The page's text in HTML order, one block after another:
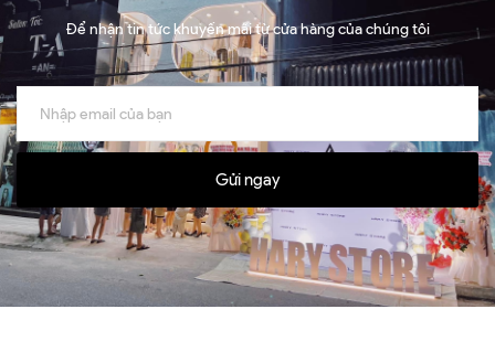
Để nhận tin tức khuyến mãi từ cửa hàng của chúng tôi
Gửi ngay